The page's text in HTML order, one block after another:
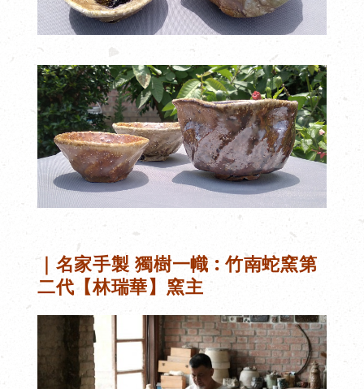
｜名家手製 獨樹一幟 :竹南蛇窯第
二代【林瑞華】窯主